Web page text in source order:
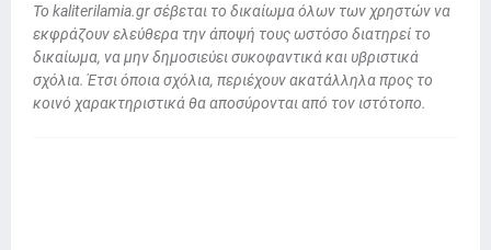
To kaliterilamia.gr σέβεται το δικαίωμα όλων των χρηστών να
εκφράζουν ελεύθερα την άποψή τους ωστόσο διατηρεί το
δικαίωμα, να μην δημοσιεύει συκοφαντικά και υβριστικά
σχόλια. Έτσι όποια σχόλια, περιέχουν ακατάλληλα προς το
κοινό χαρακτηριστικά θα αποσύρονται από τον ιστότοπο.